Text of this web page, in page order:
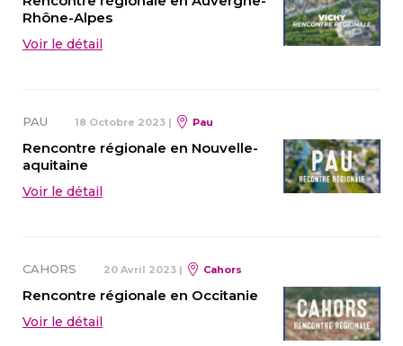
Rhône-Alpes
Voir le détail
PAU 18 Octobre 2023 | Pau
Rencontre régionale en Nouvelle-
aquitaine
Voir le détail
CAHORS 20 Avril 2023 | Cahors
Rencontre régionale en Occitanie
Voir le détail